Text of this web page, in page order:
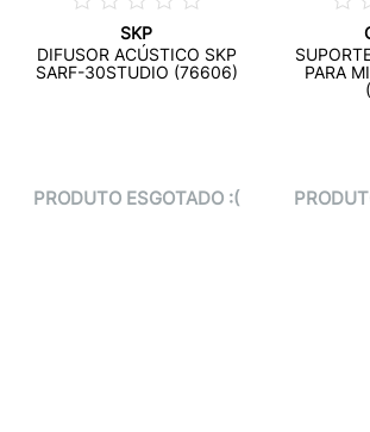
SKP
DIFUSOR ACÚSTICO SKP
SARF-30STUDIO (76606)
PRODUTO ESGOTADO :(
PARA